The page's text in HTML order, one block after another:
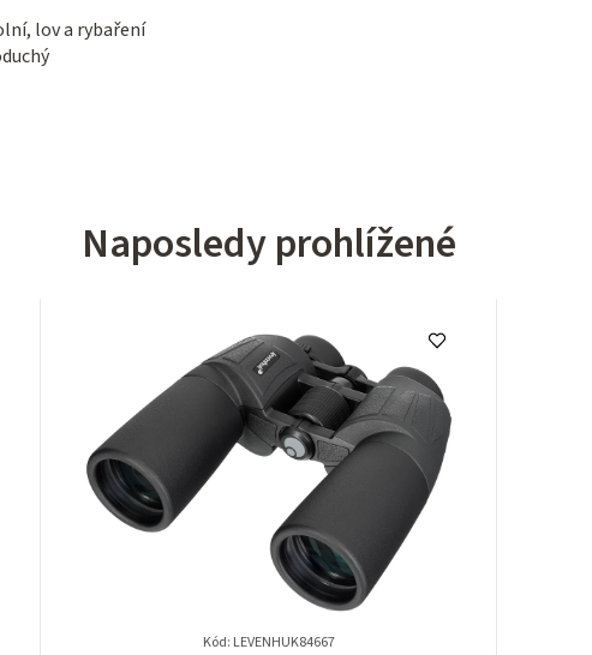
lov a rybaření
Naposledy prohlížené
Kód: LEVENHUK84667